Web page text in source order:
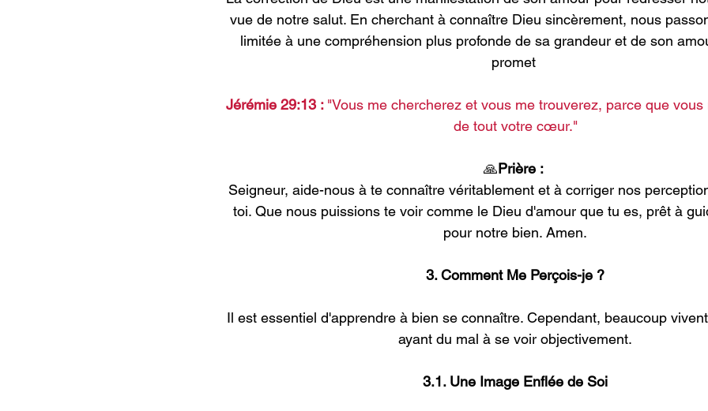
vue de notre salut. En cherchant à connaître Dieu sincèrement, nous
limitée à une compréhension plus profonde de sa grandeur et de son
promet
Jérémie 29:13 : "Vous me chercherez et vous me trouverez, parce que
de tout votre cœur."
🙏Prière :
Seigneur, aide-nous à te connaître véritablement et à corriger nos
toi. Que nous puissions te voir comme le Dieu d'amour que tu es, prêt à
pour notre bien. Amen.
3. Comment Me Perçois-je ?
Il est essentiel d'apprendre à bien se connaître. Cependant, beaucoup
ayant du mal à se voir objectivement.
3.1. Une Image Enflée de Soi